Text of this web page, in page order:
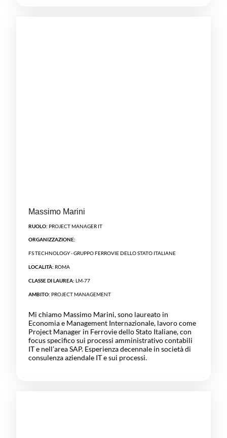
Massimo Marini
RUOLO: PROJECT MANAGER IT
ORGANIZZAZIONE:
FS TECHNOLOGY - GRUPPO FERROVIE DELLO STATO ITALIANE
LOCALITÀ: ROMA
CLASSE DI LAUREA: LM-77
AMBITO: PROJECT MANAGEMENT
Mi chiamo Massimo Marini, sono laureato in
Economia e Management Internazionale, lavoro come
Project Manager in Ferrovie dello Stato Italiane, con
focus specifico sui processi amministrativo contabili
IT e nell’area SAP. Esperienza decennale in società di
consulenza aziendale IT e sui processi.